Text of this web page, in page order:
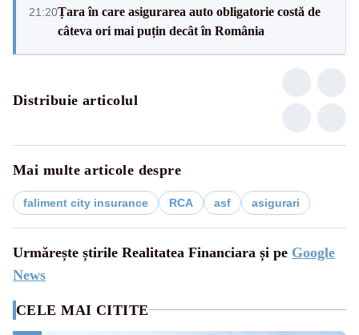
21:20Țara în care asigurarea auto obligatorie costă de
câteva ori mai puțin decât în România
Distribuie articolul
Mai multe articole despre
faliment city insurance RCA asf asigurari
Urmărește știrile Realitatea Financiara și pe Google
News
CELE MAI CITITE